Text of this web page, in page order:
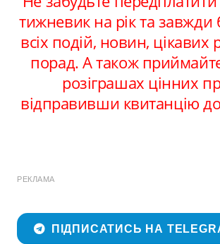
тижневик на рік та завжди
всіх подій, новин, цікавих
порад. А також
розіграшах цінних
відправивши квитанцію до
РЕКЛАМА
ПІДПИСАТИСЬ НА